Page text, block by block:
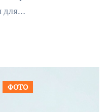
для…
ПРОИСШЕСТВИЯ